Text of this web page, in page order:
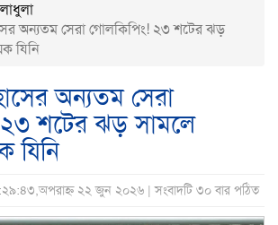
অন্যতম সেরা গোলকিপিং! ২৩ শটের ঝড়
যিনি
অন্যতম সেরা
শটের ঝড় সামলে
যিনি
২২ জুন ২০২৬ | সংবাদটি ৩০ বার পঠিত